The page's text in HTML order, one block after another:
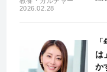
2026.02.28
は
か